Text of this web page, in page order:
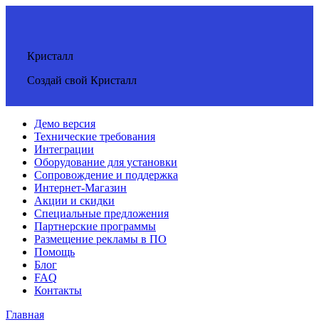
Кристалл
Создай свой Кристалл
Демо версия
Технические требования
Интеграции
Оборудование для установки
Сопровождение и поддержка
Интернет-Магазин
Акции и скидки
Специальные предложения
Партнерские программы
Размещение рекламы в ПО
Помощь
Блог
FAQ
Контакты
Главная